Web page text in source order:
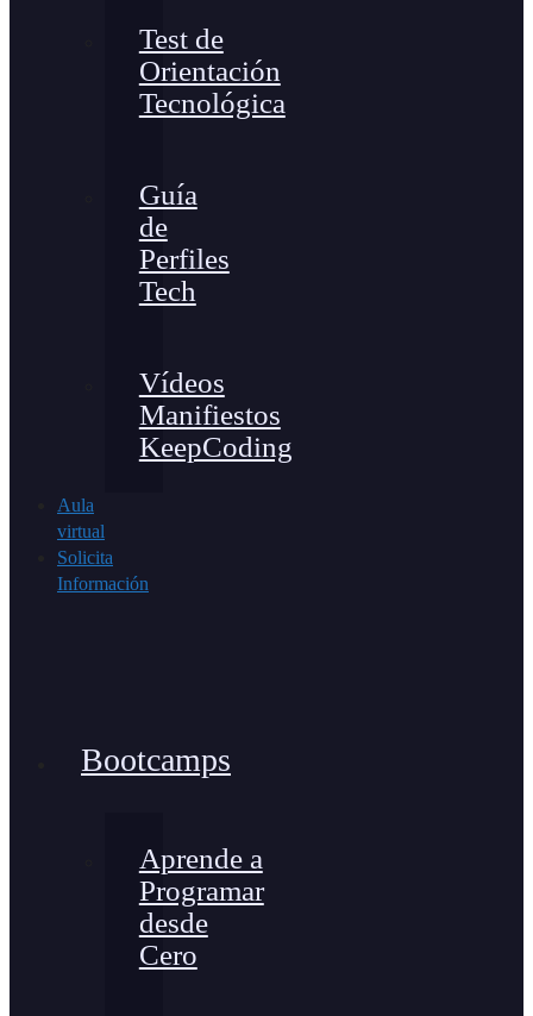
Test de
Orientación
Tecnológica
Guía
de
Perfiles
Tech
Vídeos
Manifiestos
KeepCoding
Aula
virtual
Solicita
Información
Bootcamps
Aprende a
Programar
desde
Cero